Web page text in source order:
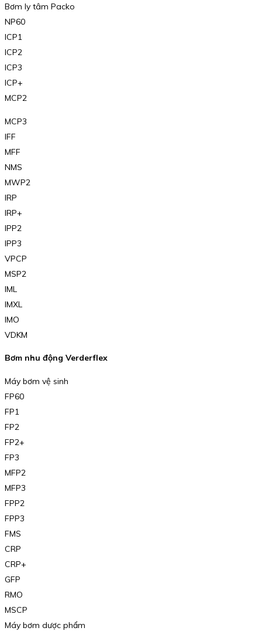
Bơm ly tâm Packo
NP60
ICP1
ICP2
ICP3
ICP+
MCP2
MCP3
IFF
MFF
NMS
MWP2
IRP
IRP+
IPP2
IPP3
VPCP
MSP2
IML
IMXL
IMO
VDKM
Bơm nhu động Verderflex
Máy bơm vệ sinh
FP60
FP1
FP2
FP2+
FP3
MFP2
MFP3
FPP2
FPP3
FMS
CRP
CRP+
GFP
RMO
MSCP
Máy bơm dược phẩm